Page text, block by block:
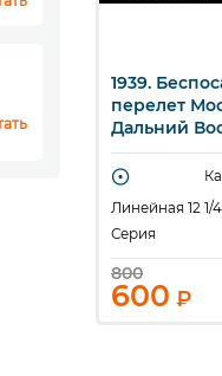
1939.
перелет
Дальний
Серия.
Линейная 12 1/4
Серия
800
600 ₽